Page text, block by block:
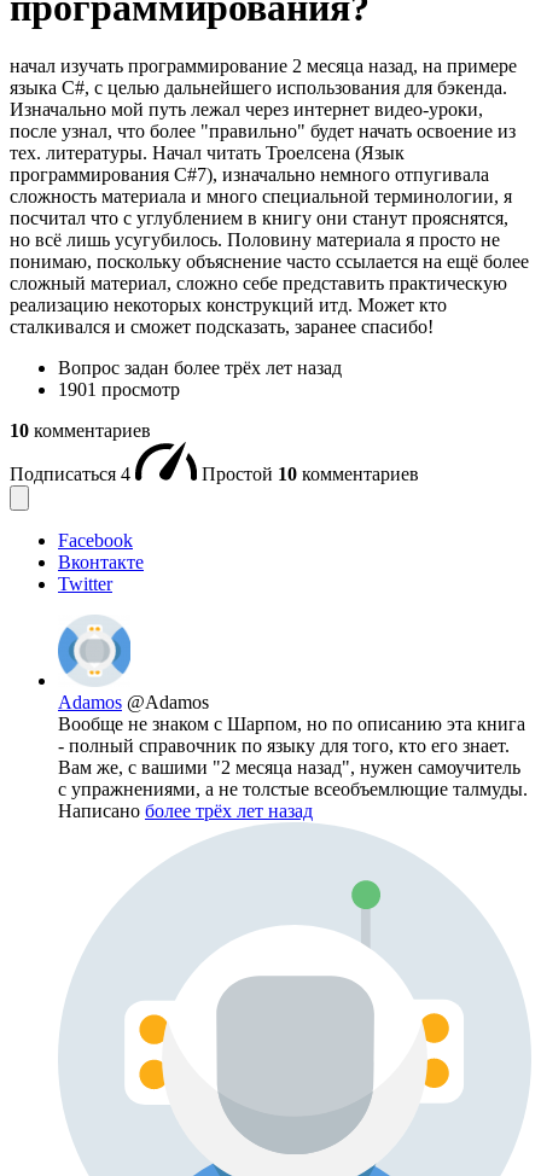
начал изучать программирование 2 месяца назад, на примере
языка C#, с целью дальнейшего использования для бэкенда.
Изначально мой путь лежал через интернет видео-уроки,
после узнал, что более "правильно" будет начать освоение из
тех. литературы. Начал читать Троелсена (Язык
программирования С#7), изначально немного отпугивала
сложность материала и много специальной терминологии, я
посчитал что с углублением в книгу они станут прояснятся,
но всё лишь усугубилось. Половину материала я просто не
понимаю, поскольку объяснение часто ссылается на ещё более
сложный материал, сложно себе представить практическую
реализацию некоторых конструкций итд. Может кто
сталкивался и сможет подсказать, заранее спасибо!
Вопрос задан более трёх лет назад
1901 просмотр
10 комментариев
Подписаться 4 Простой 10 комментариев
Facebook
Вконтакте
Twitter
Adamos @Adamos
Вообще не знаком с Шарпом, но по описанию эта книга
- полный справочник по языку для того, кто его знает.
Вам же, с вашими "2 месяца назад", нужен самоучитель
с упражнениями, а не толстые всеобъемлющие талмуды.
Написано более трёх лет назад